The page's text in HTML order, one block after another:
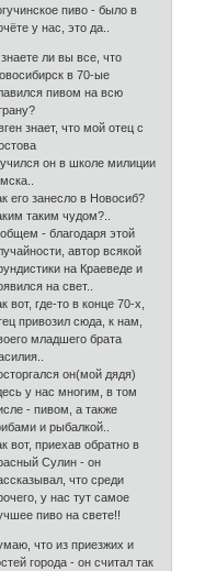
пиво - было в
у нас, это да..
ли вы все, что
в 70-ые
пивом на всю
знает, что мой отец с
он в школе милиции
его занесло в Новосиб?
таким чудом?..
- благодаря этой
автор всякой
на Краеведе и
на свет..
вот, где-то в конце 70-х,
привозил сюда, к нам,
младшего брата
он(мой дядя)
у нас многим, в том
- пивом, а также
и рыбалкой..
вот, приехав обратно в
Сулин - он
что среди
у нас тут самое
пиво на свете!!
что из приезжих и
города - он считал так